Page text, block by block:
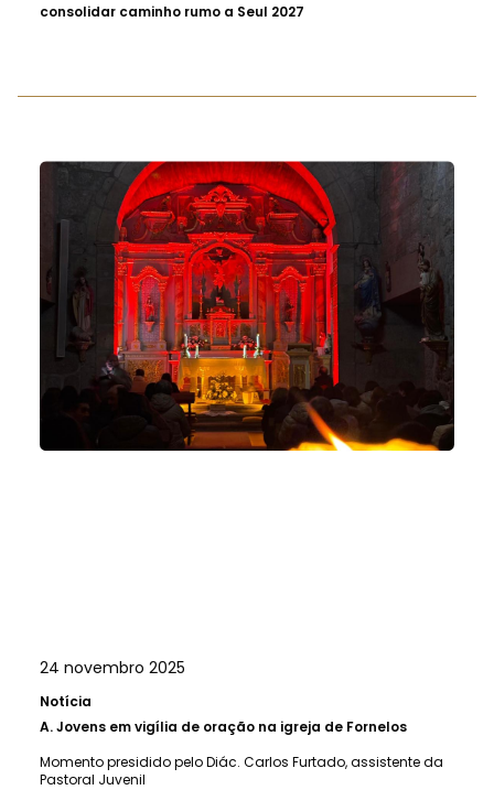
consolidar caminho rumo a Seul 2027
24 novembro 2025
Notícia
A.Jovens em vigília de oração na igreja de Fornelos
Momento presidido pelo Diác. Carlos Furtado, assistente da
Pastoral Juvenil